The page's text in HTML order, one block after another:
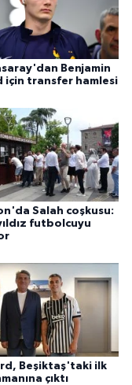
Benjamin
için transfer hamlesi
Salah coşkusu:
futbolcuyu
Beşiktaş'taki ilk
çıktı